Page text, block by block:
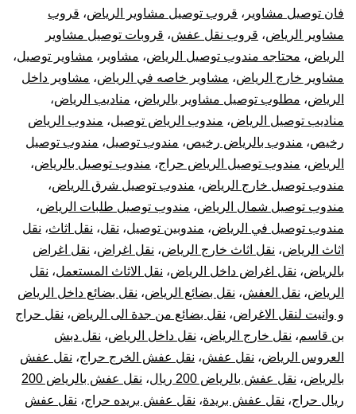
فان توصيل مشاوير ، قروب توصيل مشاوير الرياض، قروب
مشاوير الرياض، قروب نقل عفش، قروبات توصيل مشاوير
الرياض، محتاجه مندوب توصيل الرياض، مشاوير ، مشاوير توصيل،
مشاوير خارج الرياض، مشاوير خاصه في الرياض، مشاوير داخل
الرياض، مطلوب توصيل مشاوير بالرياض، مناديب الرياض،
مناديب توصيل الرياض، مندوب الرياض توصيل، مندوب الرياض
رخيص، مندوب بالرياض رخيص، مندوب توصيل، مندوب توصيل
الرياض، مندوب توصيل الرياض حراج، مندوب توصيل بالرياض،
مندوب توصيل خارج الرياض، مندوب توصيل شرق الرياض،
مندوب توصيل شمال الرياض، مندوب توصيل طلبات الرياض،
مندوب توصيل في الرياض، مندوبين توصيل، نقل، نقل اثاث، نقل
اثاث الرياض، نقل اثاث خارج الرياض، نقل اغراض، نقل اغراض
بالرياض، نقل اغراض داخل الرياض، نقل الاثاث المستعمل، نقل
الرياض، نقل العفش، نقل بضائع الرياض، نقل بضائع داخل الرياض
و وانيت لنقل الاغراض، نقل بضائع من جدة الى الرياض، نقل حراج
بن قاسم، نقل خارج الرياض، نقل داخل الرياض، نقل دبش
العروس الرياض، نقل عفش، نقل عفش الخرج حراج، نقل عفش
بالرياض، نقل عفش بالرياض 200 ريال ،
نقل عفش بالرياض 200
ريال حراج، نقل عفش بريدة، نقل عفش بريده حراج، نقل عفش